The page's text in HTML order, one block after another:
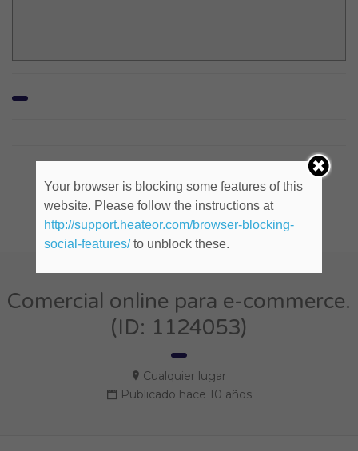
Comercial online para e-commerce.
(ID: 1124053)
Cualquier lugar
Publicado hace 10 años
Your browser is blocking some features of this
website. Please follow the instructions at
http://support.heateor.com/browser-blocking-
social-features/to unblock these.